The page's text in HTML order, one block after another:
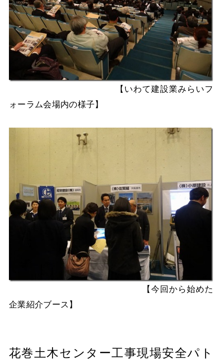
【いわて建設業みらいフ
ォーラム会場内の様子】
【今回から始めた
企業紹介ブース】
花巻土木センター工事現場安全パト